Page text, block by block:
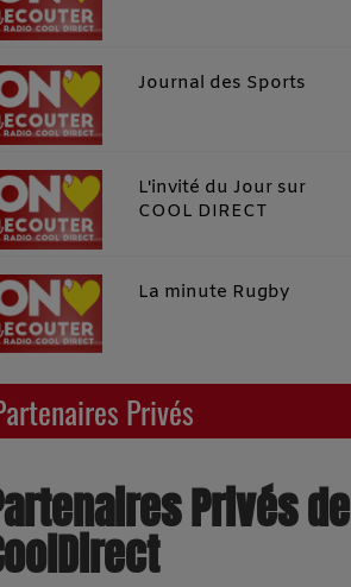
Journal des Sports
L'invité du Jour sur
COOL DIRECT
La minute Rugby
Privés
Privés de